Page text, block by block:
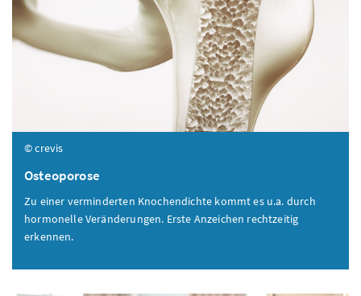
© crevis
Osteoporose
Zu einer verminderten Knochendichte kommt es u.a. durch
hormonelle Veränderungen. Erste Anzeichen rechtzeitig
erkennen.